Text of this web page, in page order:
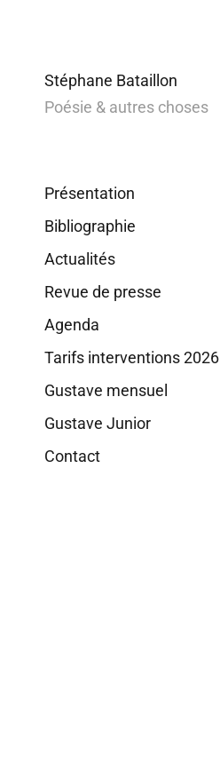
Stéphane Bataillon
Poésie & autres choses
Présentation
Bibliographie
Actualités
Revue de presse
Agenda
Tarifs interventions 2026
Gustave mensuel
Gustave Junior
Contact